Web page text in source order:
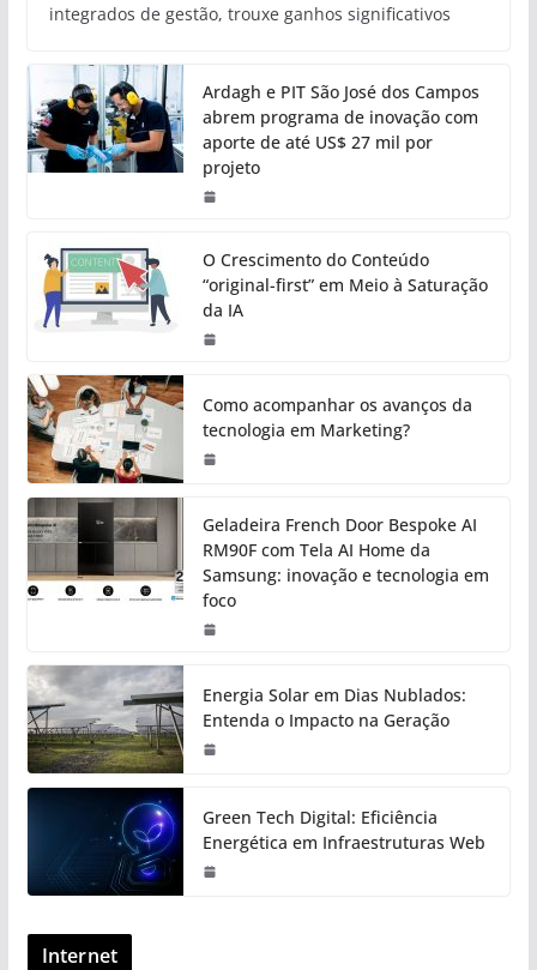
integrados de gestão, trouxe ganhos significativos
Ardagh e PIT São José dos Campos
abrem programa de inovação com
aporte de até US$ 27 mil por
projeto
O Crescimento do Conteúdo
“original-first” em Meio à Saturação
da IA
Como acompanhar os avanços da
tecnologia em Marketing?
Geladeira French Door Bespoke AI
RM90F com Tela AI Home da
Samsung: inovação e tecnologia em
foco
Energia Solar em Dias Nublados:
Entenda o Impacto na Geração
Green Tech Digital: Eficiência
Energética em Infraestruturas Web
Internet